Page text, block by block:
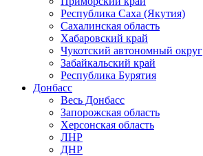
Республика Саха (Якутия)
Сахалинская область
Хабаровский край
Чукотский автономный округ
Забайкальский край
Республика Бурятия
Донбасс
Весь Донбасс
Запорожская область
Херсонская область
ЛНР
ДНР